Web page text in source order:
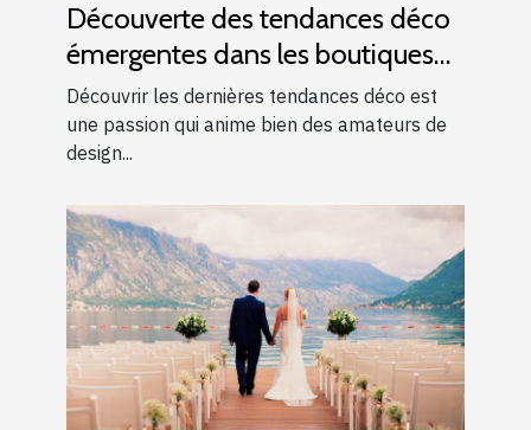
Découverte des tendances déco
émergentes dans les boutiques
locales
Découvrir les dernières tendances déco est
une passion qui anime bien des amateurs de
design...